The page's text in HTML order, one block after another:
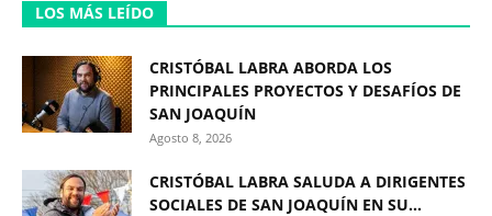
LOS MÁS LEÍDO
CRISTÓBAL LABRA ABORDA LOS
PRINCIPALES PROYECTOS Y DESAFÍOS DE
SAN JOAQUÍN
Agosto 8, 2026
CRISTÓBAL LABRA SALUDA A DIRIGENTES
SOCIALES DE SAN JOAQUÍN EN SU...